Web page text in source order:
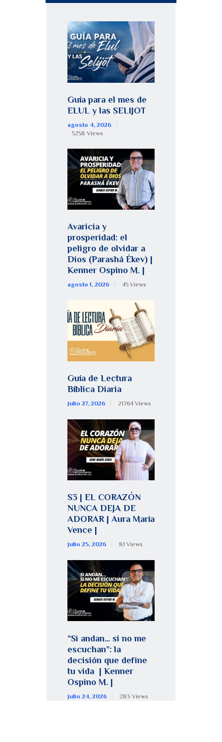
Guía para el mes de
ELUL y las SELIJOT
agosto 4, 2026
5258 Views
Avaricia y
prosperidad: el
peligro de olvidar a
Dios (Parashá Ékev) |
Kenner Ospino M. |
agosto 1, 2026 45 Views
Guía de Lectura
Bíblica Diaria
julio 27, 2026 21764 Views
S3 | EL CORAZÓN
NUNCA DEJA DE
ADORAR | Aura María
Vence |
julio 25, 2026 81 Views
“Si andan… si no me
escuchan”: la
decisión que define
tu vida | Kenner
Ospino M. |
julio 24, 2026 283 Views